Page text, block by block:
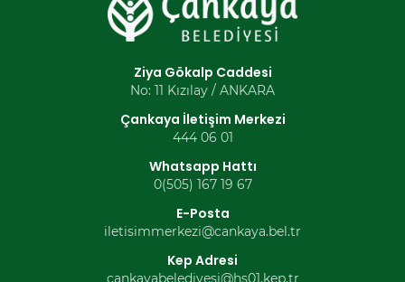
Ziya Gökalp Caddesi
No: 11 Kızılay / ANKARA
Çankaya İletişim Merkezi
444 06 01
Whatsapp Hattı
0(505) 167 19 67
E-Posta
iletisimmerkezi@cankaya.bel.tr
Kep Adresi
cankayabelediyesi@hs01.kep.tr